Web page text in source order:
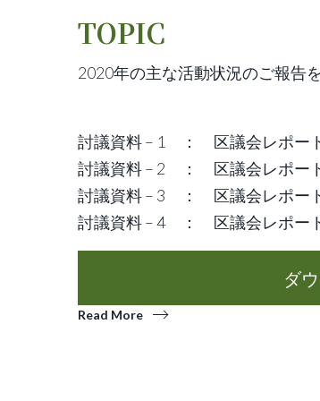
TOPIC
2020年の主な活動状況のご報告を
討議資料 – 1 ： 区議会レポー
討議資料 – 2 ： 区議会レポー
討議資料 – 3 ： 区議会レポー
討議資料 – 4 ： 区議会レポー
ダ
Read More